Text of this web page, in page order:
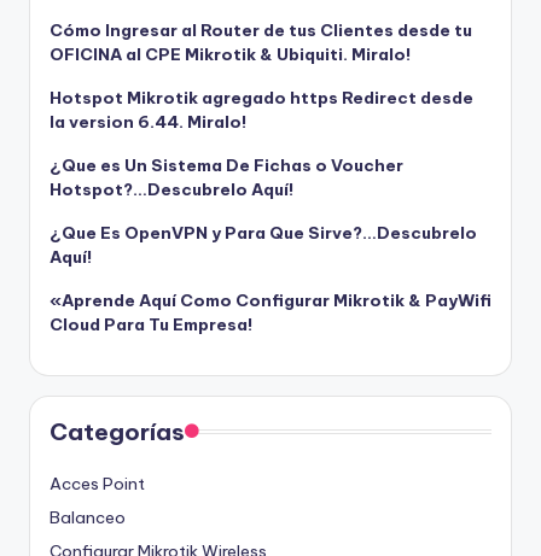
Cómo Ingresar al Router de tus Clientes desde tu
OFICINA al CPE Mikrotik & Ubiquiti. Miralo!
Hotspot Mikrotik agregado https Redirect desde
la version 6.44. Miralo!
¿Que es Un Sistema De Fichas o Voucher
Hotspot?…Descubrelo Aquí!
¿Que Es OpenVPN y Para Que Sirve?…Descubrelo
Aquí!
«Aprende Aquí Como Configurar Mikrotik & PayWifi
Cloud Para Tu Empresa!
Categorías
Acces Point
Balanceo